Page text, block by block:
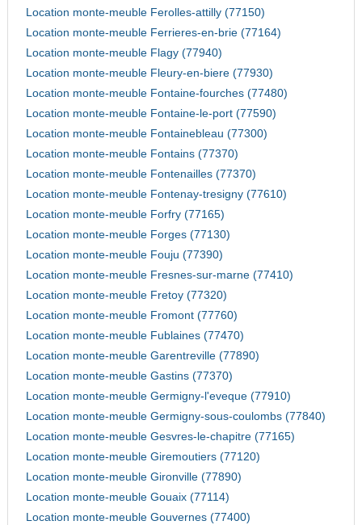
Location monte-meuble Ferolles-attilly (77150)
Location monte-meuble Ferrieres-en-brie (77164)
Location monte-meuble Flagy (77940)
Location monte-meuble Fleury-en-biere (77930)
Location monte-meuble Fontaine-fourches (77480)
Location monte-meuble Fontaine-le-port (77590)
Location monte-meuble Fontainebleau (77300)
Location monte-meuble Fontains (77370)
Location monte-meuble Fontenailles (77370)
Location monte-meuble Fontenay-tresigny (77610)
Location monte-meuble Forfry (77165)
Location monte-meuble Forges (77130)
Location monte-meuble Fouju (77390)
Location monte-meuble Fresnes-sur-marne (77410)
Location monte-meuble Fretoy (77320)
Location monte-meuble Fromont (77760)
Location monte-meuble Fublaines (77470)
Location monte-meuble Garentreville (77890)
Location monte-meuble Gastins (77370)
Location monte-meuble Germigny-l'eveque (77910)
Location monte-meuble Germigny-sous-coulombs (77840)
Location monte-meuble Gesvres-le-chapitre (77165)
Location monte-meuble Giremoutiers (77120)
Location monte-meuble Gironville (77890)
Location monte-meuble Gouaix (77114)
Location monte-meuble Gouvernes (77400)